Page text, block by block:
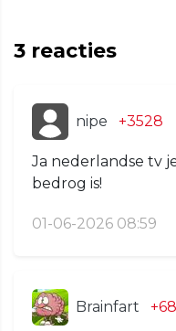
3 reacties
nipe +3528
Ja nederlandse tv
bedrog is!
01-06-2026 08:59
Brainfart